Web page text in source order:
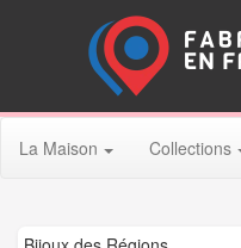
La Maison Collections